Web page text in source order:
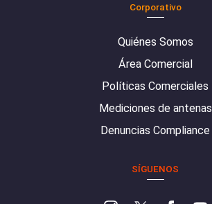
Corporativo
Quiénes Somos
Área Comercial
Políticas Comerciales
Mediciones de antenas
Denuncias Compliance
SÍGUENOS